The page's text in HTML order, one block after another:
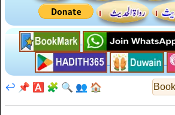
🏠
👥
🔍
🧩
🅰️
📌
↩️